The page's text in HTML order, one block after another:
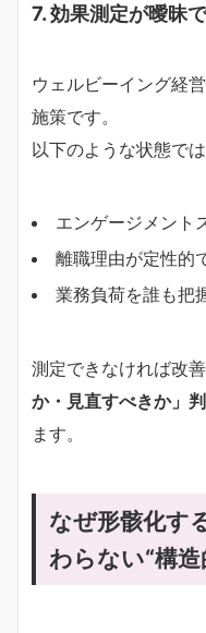
7. 効果測定が曖昧
ウェルビーイング経
施策です。
以下のような状態で
エンゲージメント
離職理由が定性的
業務負荷を誰も把
測定できなければ改善
か・見直すべきか」
ます。
なぜ形骸化す
わらない“構造